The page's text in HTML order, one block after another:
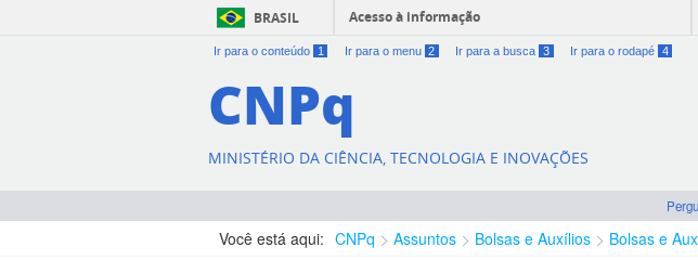
BRASIL Acesso à informação
Ir para o conteúdo 1 Ir para o menu 2 Ir para a busca 3 Ir para o rodapé 4
CNPq
MINISTÉRIO DA CIÊNCIA, TECNOLOGIA E INOVAÇÕES
Você está aqui: CNPq Assuntos Bolsas e Auxílios Bolsas e